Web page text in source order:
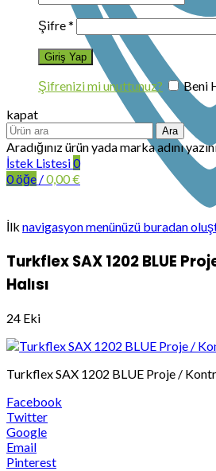
Şifre*
Şifrenizi mi unuttunuz?
Beni
kapat
Ara
Aradığınız ürün yada marka adını
İstek Listesi0
0öğe /0,00€
İlk navigasyon menünüzü buradan
Turkflex SAX 1202 BLUE
Halısı
24 Eki
Turkflex SAX 1202 BLUE Proje /
Facebook
Twitter
Google
Email
Pinterest